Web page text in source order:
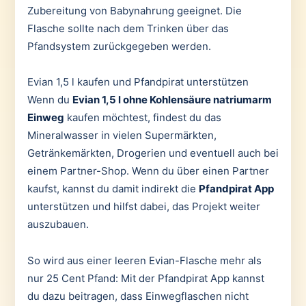
Zubereitung von Babynahrung geeignet. Die
Flasche sollte nach dem Trinken über das
Pfandsystem zurückgegeben werden.
Evian 1,5 l kaufen und Pfandpirat unterstützen
Wenn du Evian 1,5 l ohne Kohlensäure natriumarm
Einweg kaufen möchtest, findest du das
Mineralwasser in vielen Supermärkten,
Getränkemärkten, Drogerien und eventuell auch bei
einem Partner-Shop. Wenn du über einen Partner
kaufst, kannst du damit indirekt die Pfandpirat App
unterstützen und hilfst dabei, das Projekt weiter
auszubauen.
So wird aus einer leeren Evian-Flasche mehr als
nur 25 Cent Pfand: Mit der Pfandpirat App kannst
du dazu beitragen, dass Einwegflaschen nicht